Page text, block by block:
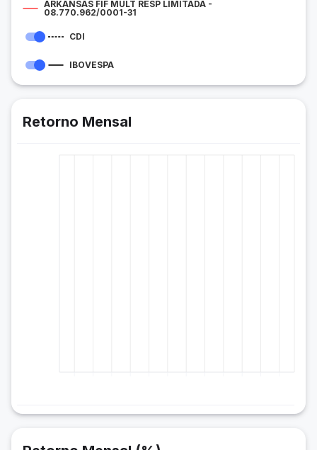
ARKANSAS FIF MULT RESP LIMITADA -
08.770.962/0001-31
CDI
IBOVESPA
Retorno Mensal